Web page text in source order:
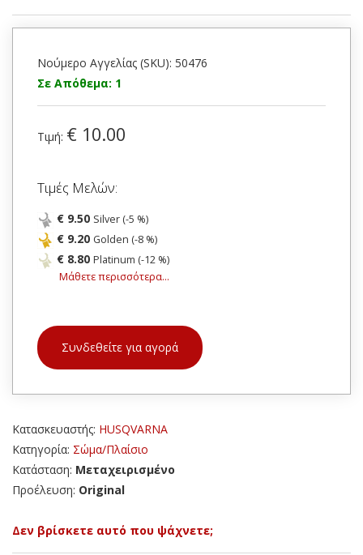
Νούμερο Αγγελίας (SKU): 50476
Σε Απόθεμα: 1
Τιμή: € 10.00
Τιμές Μελών:
€ 9.50 Silver (-5 %)
€ 9.20 Golden (-8 %)
€ 8.80 Platinum (-12 %)
Μάθετε περισσότερα...
Συνδεθείτε για αγορά
Κατασκευαστής: HUSQVARNA
Κατηγορία: Σώμα/Πλαίσιο
Κατάσταση: Μεταχειρισμένο
Προέλευση: Original
Δεν βρίσκετε αυτό που ψάχνετε;